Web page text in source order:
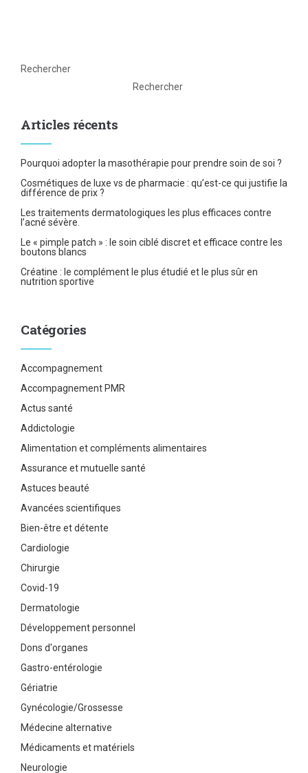
Rechercher
Rechercher
Articles récents
Pourquoi adopter la masothérapie pour prendre soin de soi ?
Cosmétiques de luxe vs de pharmacie : qu’est-ce qui justifie la
différence de prix ?
Les traitements dermatologiques les plus efficaces contre
l’acné sévère.
Le « pimple patch » : le soin ciblé discret et efficace contre les
boutons blancs
Créatine : le complément le plus étudié et le plus sûr en
nutrition sportive
Catégories
Accompagnement
Accompagnement PMR
Actus santé
Addictologie
Alimentation et compléments alimentaires
Assurance et mutuelle santé
Astuces beauté
Avancées scientifiques
Bien-être et détente
Cardiologie
Chirurgie
Covid-19
Dermatologie
Développement personnel
Dons d'organes
Gastro-entérologie
Gériatrie
Gynécologie/Grossesse
Médecine alternative
Médicaments et matériels
Neurologie